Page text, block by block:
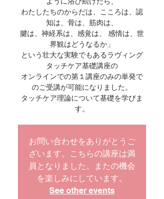
わたしたちのからだは、こころは、認
知は、骨は、筋肉は、
腱は、神経系は、感覚は、 感情は、世
界観はどうなるか」
という壮大な実験でもあるラヴィング
タッチケア基礎講座の
オンラインでの第１講座のみの単発で
のご受講が可能になりました。
タッチケア理論について基礎を学びま
お問い合わせをありがとうご
ざいます。こちらの講座は満
員となりました。またの機会
を楽しみにしています。
See other events